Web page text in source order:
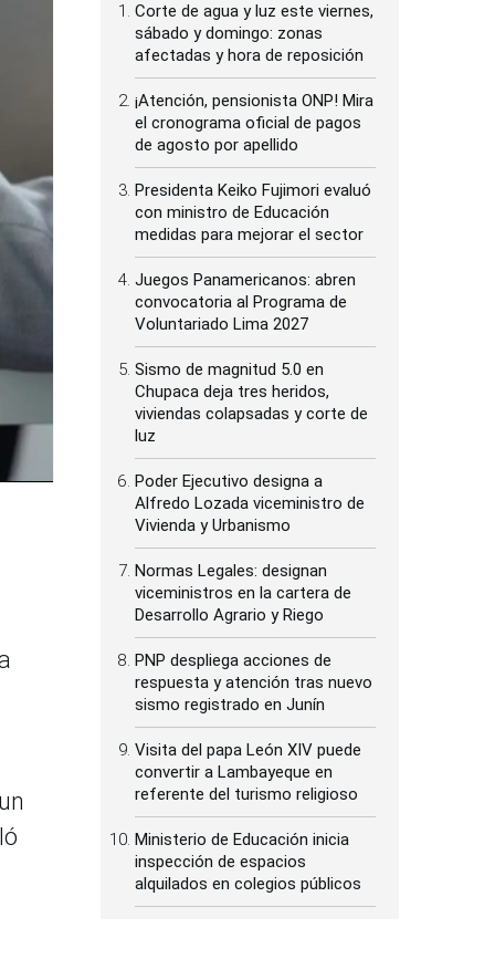
Corte de agua y luz este viernes,
sábado y domingo: zonas
afectadas y hora de reposición
¡Atención, pensionista ONP! Mira
el cronograma oficial de pagos
de agosto por apellido
Presidenta Keiko Fujimori evaluó
con ministro de Educación
medidas para mejorar el sector
Juegos Panamericanos: abren
convocatoria al Programa de
Voluntariado Lima 2027
Sismo de magnitud 5.0 en
Chupaca deja tres heridos,
viviendas colapsadas y corte de
luz
Poder Ejecutivo designa a
Alfredo Lozada viceministro de
Vivienda y Urbanismo
Normas Legales: designan
viceministros en la cartera de
Desarrollo Agrario y Riego
PNP despliega acciones de
respuesta y atención tras nuevo
sismo registrado en Junín
Visita del papa León XIV puede
convertir a Lambayeque en
referente del turismo religioso
Ministerio de Educación inicia
inspección de espacios
alquilados en colegios públicos